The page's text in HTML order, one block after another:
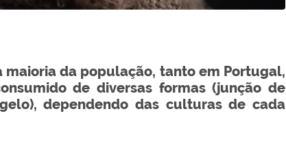
da população, tanto em Portugal,
de diversas formas (junção de
dependendo das culturas de cada